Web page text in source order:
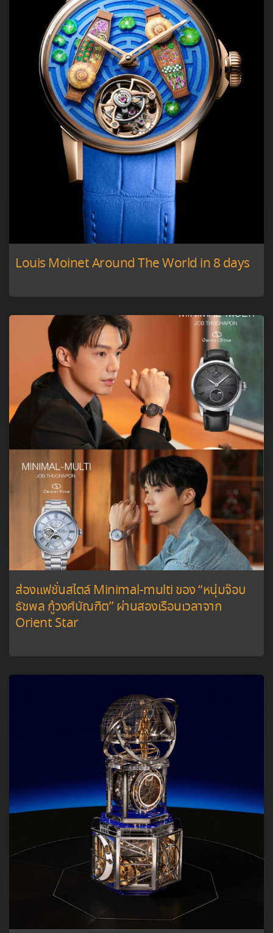
Louis Moinet Around The World in 8 days
ส่องแฟชั่นสไตล์ Minimal-multi ของ “หนุ่มจ๊อบ
ธัชพล กู้วงศ์บัณฑิต” ผ่านสองเรือนเวลาจาก
Orient Star